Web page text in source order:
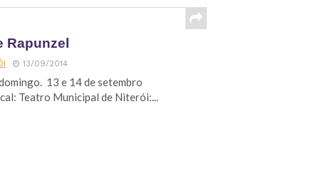
Rapunzel
13/09/2014
13 e 14 de setembro
Teatro Municipal de Niterói:...